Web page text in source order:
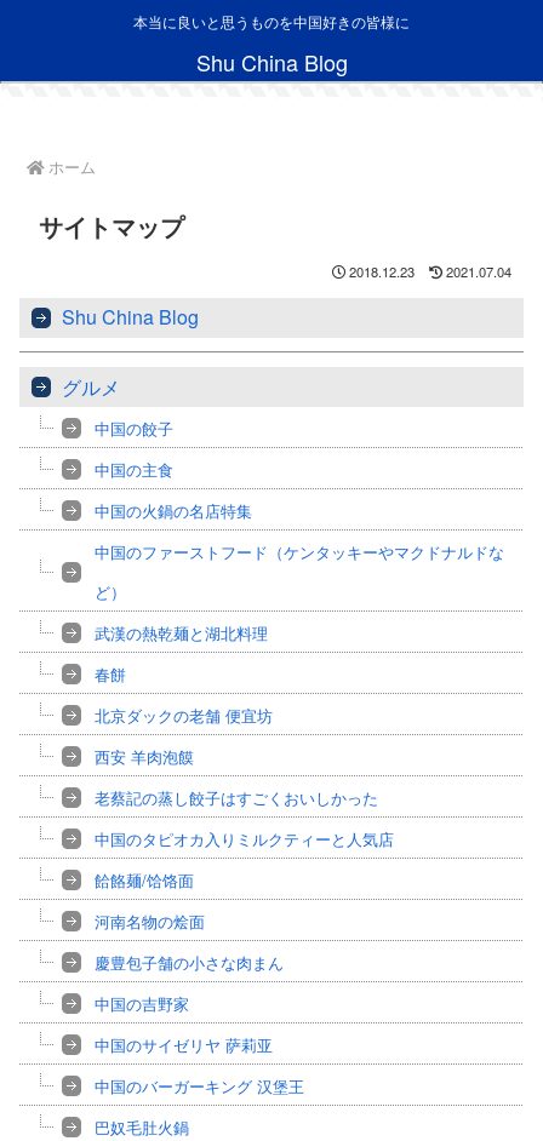
本当に良いと思うものを中国好きの皆様に
Shu China Blog
ホーム
サイトマップ
2018.12.23 2021.07.04
Shu China Blog
グルメ
中国の餃子
中国の主食
中国の火鍋の名店特集
中国のファーストフード（ケンタッキーやマクドナルドな
ど）
武漢の熱乾麺と湖北料理
春餅
北京ダックの老舗 便宜坊
西安 羊肉泡饃
老蔡記の蒸し餃子はすごくおいしかった
中国のタピオカ入りミルクティーと人気店
餄餎麺/饸饹面
河南名物の烩面
慶豊包子舗の小さな肉まん
中国の吉野家
中国のサイゼリヤ 萨莉亚
中国のバーガーキング 汉堡王
巴奴毛肚火鍋